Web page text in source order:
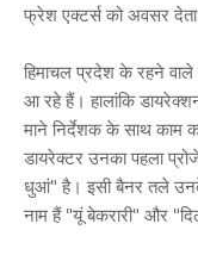
फ्रेश एक्टर्स को अवसर देता
हिमाचल प्रदेश के रहने
आ रहे हैं। हालांकि
माने निर्देशक के साथ काम
डायरेक्टर उनका पहला
धुआं" है। इसी बैनर तले
नाम हैं "यूं बेकरारी" और